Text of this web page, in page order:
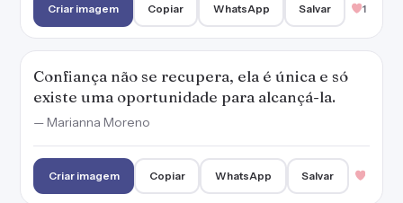
Criar imagem Copiar WhatsApp Salvar 1
Confiança não se recupera, ela é única e só
existe uma oportunidade para alcançá-la.
— Marianna Moreno
Criar imagem Copiar WhatsApp Salvar